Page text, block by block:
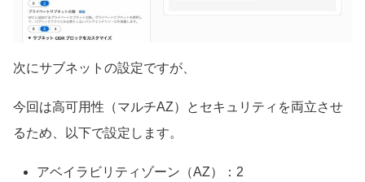
次にサブネットの設定ですが、
今回は高可用性（マルチAZ）とセキュリティを両立させ
るため、以下で設定します。
アベイラビリティゾーン（AZ）：2